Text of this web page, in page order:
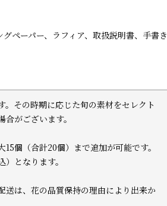
ペーパー、ラフィア、取扱説明書、手書き
その時期に応じた旬の素材をセレクト
がございます。
個（合計20個）まで追加が可能です。
となります。
は、花の品質保持の理由により出来か